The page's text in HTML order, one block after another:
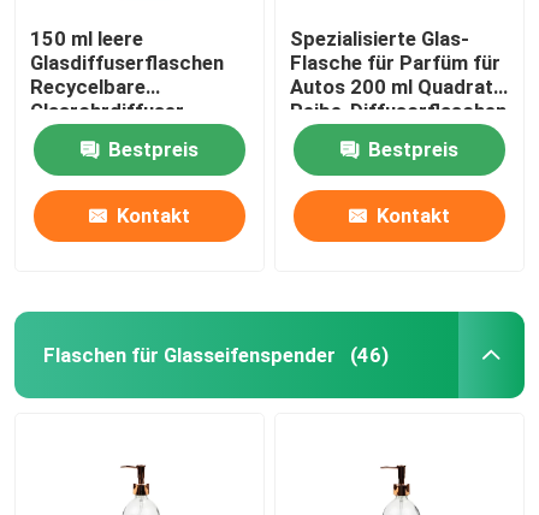
150 ml leere
Glasdiffuserflaschen
Recycelbare
Glasrohrdiffuser
Bestpreis
Kontakt
Spezialisierte Glas-
Flasche für Parfüm für
Autos 200 ml Quadrat-
Reibe-Diffusorflaschen
Bestpreis
Kontakt
Flaschen für Glasseifenspender (46)